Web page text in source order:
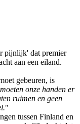
pijnlijk' dat premier
aan een eiland.
gebeuren, is
onze handen er
ruimen en geen
"
tussen Finland en